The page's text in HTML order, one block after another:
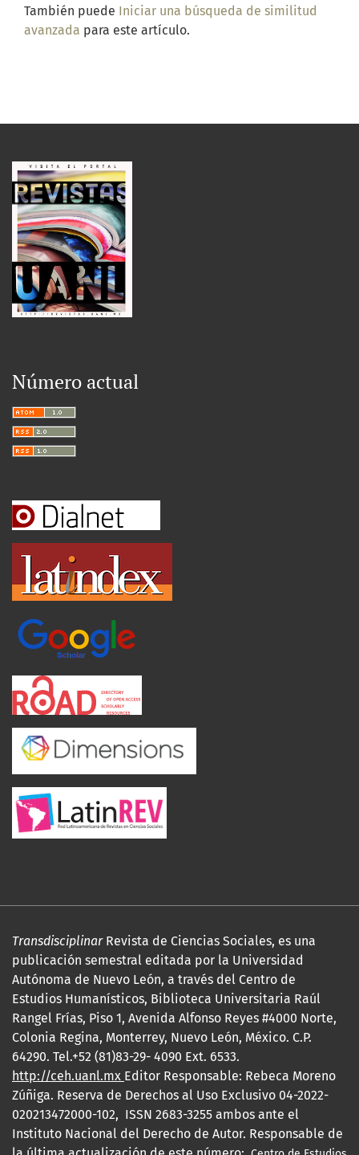
También puede Iniciar una búsqueda de similitud
avanzada para este artículo.
Número actual
TransdisciplinarRevista de Ciencias Sociales, es una
publicación semestral editada por la Universidad
Autónoma de Nuevo León, a través del Centro de
Estudios Humanísticos, Biblioteca Universitaria Raúl
Rangel Frías, Piso 1, Avenida Alfonso Reyes #4000 Norte,
Colonia Regina, Monterrey, Nuevo León, México. C.P.
64290. Tel.+52 (81)83-29- 4090 Ext. 6533.
http://ceh.uanl.mx Editor Responsable: Rebeca Moreno
Zúñiga. Reserva de Derechos al Uso Exclusivo 04-2022-
020213472000-102, ISSN 2683-3255 ambos ante el
Instituto Nacional del Derecho de Autor. Responsable de